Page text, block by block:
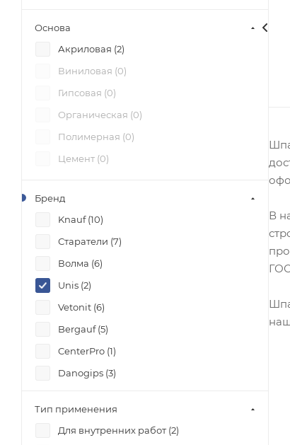
В
Основа
Акриловая (2)
Виниловая (0)
Гипсовая (0)
Органическая (0)
Полимерная (0)
Цемент (0)
Бренд
Knauf (10)
Старатели (7)
Волма (6)
Unis (2)
Vetonit (6)
Bergauf (5)
CenterPro (1)
Danogips (3)
Магма (
Основит (
Тип применения
Для внутренних работ (2)